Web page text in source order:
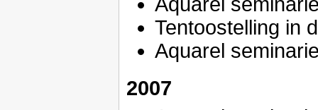
Tentoostelling in
Aquarel
2007